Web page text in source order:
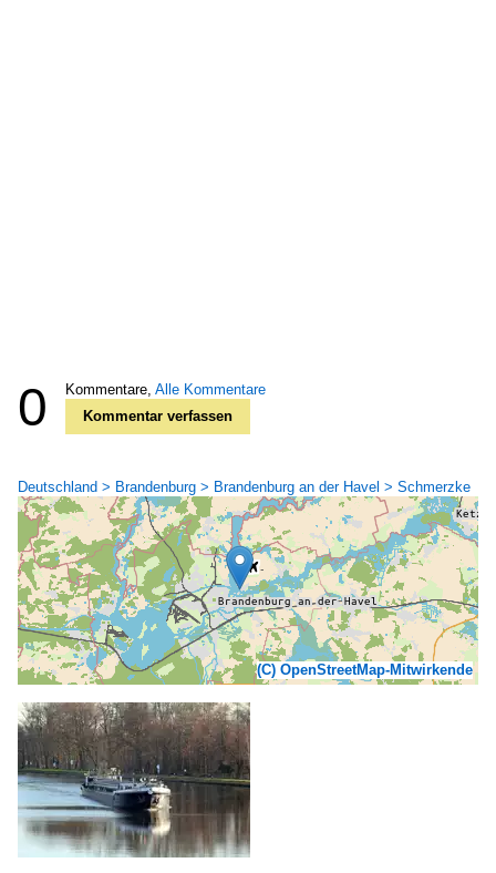
0 Kommentare, Alle Kommentare
Kommentar verfassen
Deutschland > Brandenburg > Brandenburg an der Havel > Schmerzke
(C) OpenStreetMap-Mitwirkende